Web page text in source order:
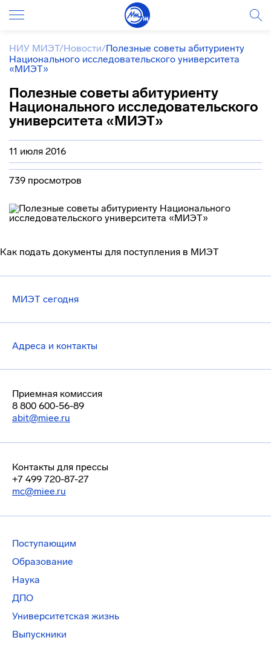
НИУ МИЭТ/Новости/Полезные советы абитуриенту
Национального исследовательского университета
«МИЭТ»
Полезные советы абитуриенту
Национального исследовательского
университета «МИЭТ»
11 июля 2016
739 просмотров
Как подать документы для поступления в МИЭТ
МИЭТ сегодня
Адреса и контакты
Приемная комиссия
8 800 600-56-89
abit@miee.ru
Контакты для прессы
+7 499 720-87-27
mc@miee.ru
Поступающим
Образование
Наука
ДПО
Университетская жизнь
Выпускники